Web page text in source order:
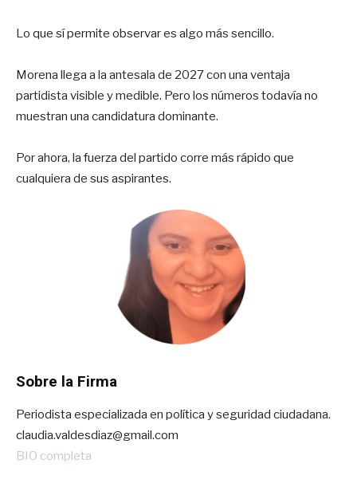
Lo que sí permite observar es algo más sencillo.
Morena llega a la antesala de 2027 con una ventaja
partidista visible y medible. Pero los números todavía no
muestran una candidatura dominante.
Por ahora, la fuerza del partido corre más rápido que
cualquiera de sus aspirantes.
Sobre la Firma
Periodista especializada en política y seguridad ciudadana.
claudia.valdesdiaz@gmail.com
BIO completa